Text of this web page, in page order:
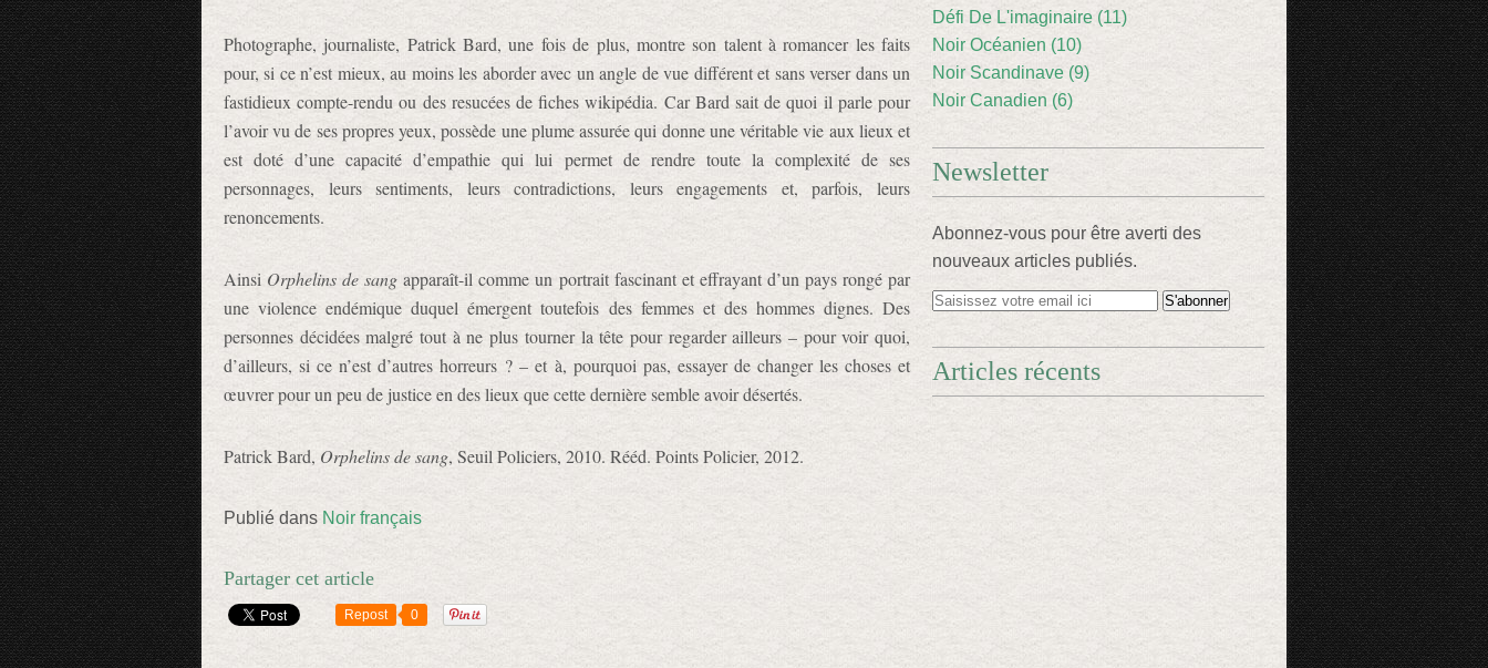
Photographe, journaliste, Patrick Bard, une fois de plus, montre son talent à romancer les faits
pour, si ce n’est mieux, au moins les aborder avec un angle de vue différent et sans verser dans un
fastidieux compte-rendu ou des resucées de fiches wikipédia. Car Bard sait de quoi il parle pour
l’avoir vu de ses propres yeux, possède une plume assurée qui donne une véritable vie aux lieux et
est doté d’une capacité d’empathie qui lui permet de rendre toute la complexité de ses
personnages, leurs sentiments, leurs contradictions, leurs engagements et, parfois, leurs
renoncements.
Ainsi Orphelins de sang apparaît-il comme un portrait fascinant et effrayant d’un pays rongé par
une violence endémique duquel émergent toutefois des femmes et des hommes dignes. Des
personnes décidées malgré tout à ne plus tourner la tête pour regarder ailleurs – pour voir quoi,
d’ailleurs, si ce n’est d’autres horreurs ? – et à, pourquoi pas, essayer de changer les choses et
œuvrer pour un peu de justice en des lieux que cette dernière semble avoir désertés.
Patrick Bard, Orphelins de sang, Seuil Policiers, 2010. Rééd. Points Policier, 2012.
Publié dans Noir français
Partager cet article
Repost 0
Défi De L'imaginaire (11)
Noir Océanien (10)
Noir Scandinave (9)
Noir Canadien (6)
Newsletter
Abonnez-vous pour être averti des
nouveaux articles publiés.
Articles récents